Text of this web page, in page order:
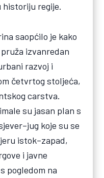
historiju regije.
saopćilo je kako
izvanredan
razvoj i
četvrtog stoljeća,
carstva.
su jasan plan s
koje su se
istok–zapad,
i javne
pogledom na